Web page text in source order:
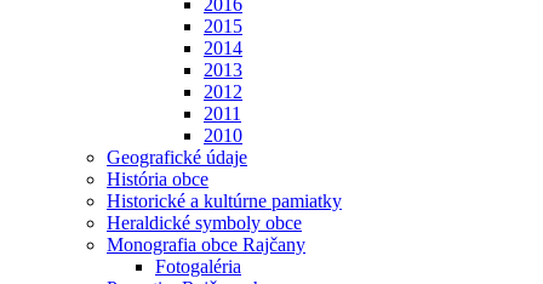
2016
2015
2014
2013
2012
2011
2010
Geografické údaje
História obce
Historické a kultúrne pamiatky
Heraldické symboly obce
Monografia obce Rajčany
Fotogaléria